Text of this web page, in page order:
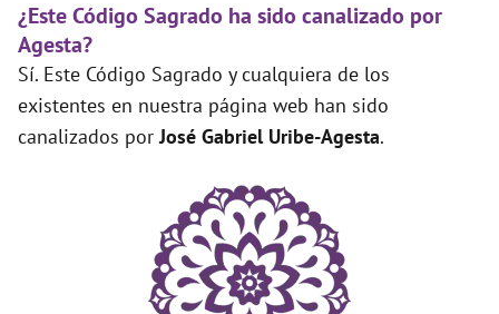
¿Este Código Sagrado ha sido canalizado por
Agesta?
Sí. Este Código Sagrado y cualquiera de los
existentes en nuestra página web han sido
canalizados porJosé Gabriel Uribe-Agesta.